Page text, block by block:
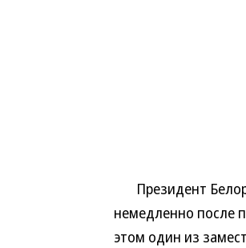
Президент
немедленно после
этом один из